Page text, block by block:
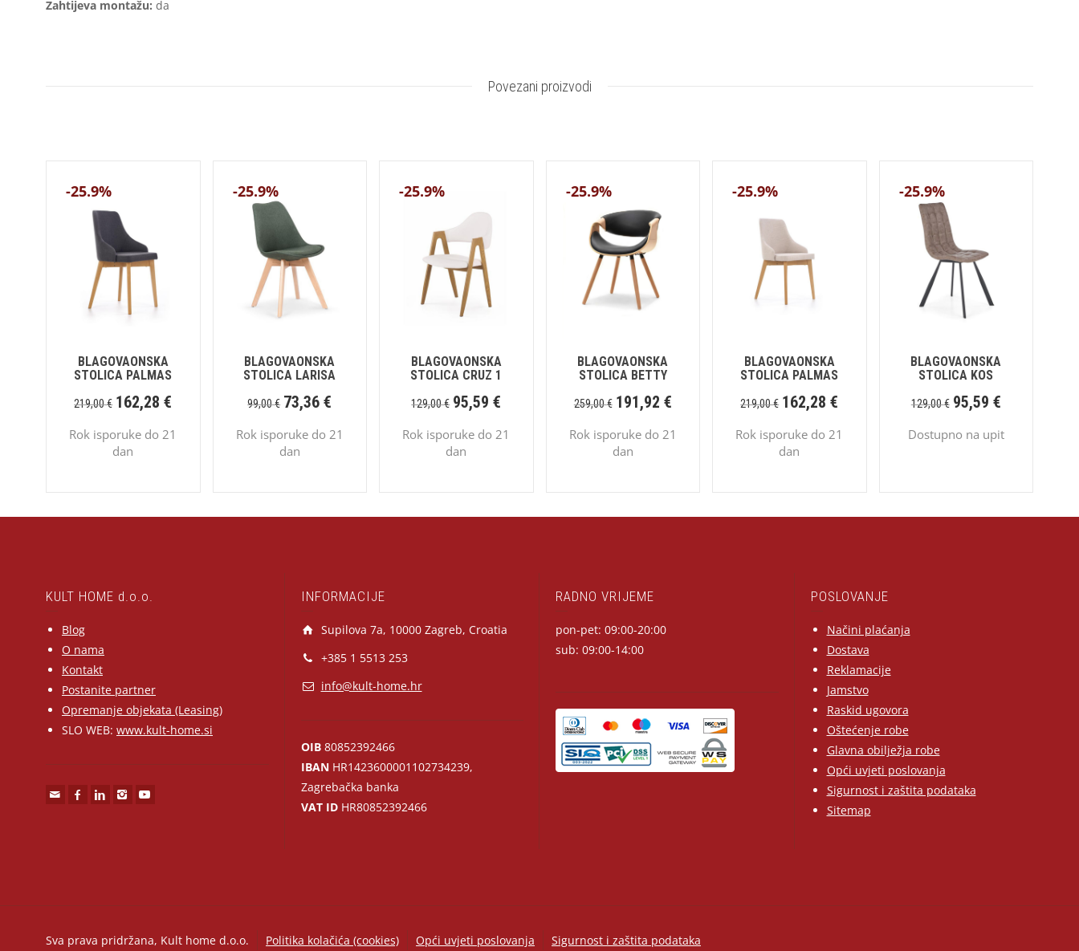
Zahtijeva montažu: da
Povezani proizvodi
-25.9%
BLAGOVAONSKA
STOLICA PALMAS
219,00€ 162,28€
Rok isporuke do 21
dan
-25.9%
BLAGOVAONSKA
STOLICA LARISA
99,00€ 73,36€
Rok isporuke do 21
dan
-25.9%
BLAGOVAONSKA
STOLICA CRUZ 1
129,00€ 95,59€
Rok isporuke do 21
dan
-25.9%
BLAGOVAONSKA
STOLICA BETTY
259,00€ 191,92 €
Rok isporuke do 21
dan
-25.9%
BLAGOVAONSKA
STOLICA PALMAS
219,00€ 162,28€
Rok isporuke do 21
dan
-25.9%
BLAGOVAONSKA
STOLICA KOS
129,00€ 95,59 €
Dostupno na upit
KULT HOME d.o.o.
Blog
O nama
Kontakt
Postanite partner
Opremanje objekata (Leasing)
SLO WEB: www.kult-home.si
INFORMACIJE
Supilova 7a, 10000 Zagreb, Croatia
+385 1 5513 253
info@kult-home.hr
OIB80852392466
IBANHR1423600001102734239,
Zagrebačka banka
VAT IDHR80852392466
RADNO VRIJEME
pon-pet: 09:00-20:00
sub: 09:00-14:00
POSLOVANJE
Načini plaćanja
Dostava
Reklamacije
Jamstvo
Raskid ugovora
Oštećenje robe
Glavna obilježja robe
Opći uvjeti poslovanja
Sigurnost i zaštita podataka
Sitemap
Sva prava pridržana, Kult home d.o.o. Politika kolačića (cookies) Opći uvjeti poslovanja Sigurnost i zaštita podataka